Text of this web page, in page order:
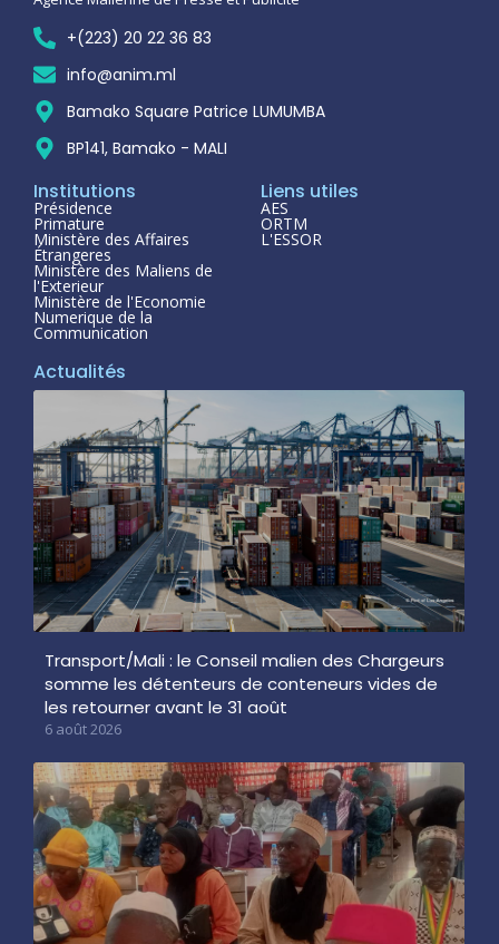
+(223) 20 22 36 83
info@anim.ml
Bamako Square Patrice LUMUMBA
BP141, Bamako - MALI
Institutions
Présidence
Primature
Ministère des Affaires
Étrangeres
Ministère des Maliens de
l'Exterieur
Ministère de l'Economie
Numerique de la
Communication
Liens utiles
AES
ORTM
L'ESSOR
Actualités
Transport/Mali : le Conseil malien des Chargeurs
somme les détenteurs de conteneurs vides de
les retourner avant le 31 août
6 août 2026